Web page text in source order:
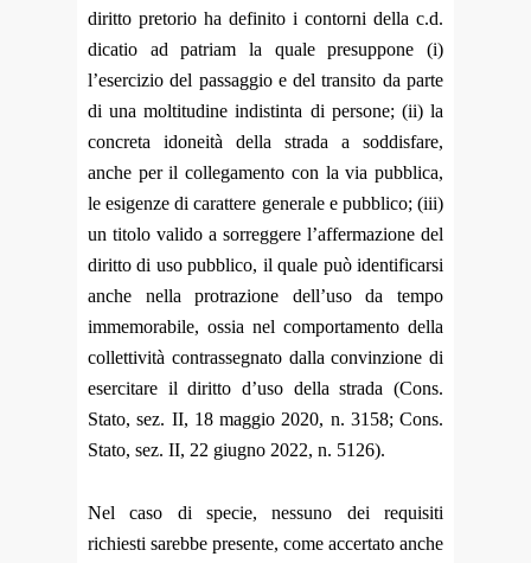
diritto pretorio ha definito i contorni della c.d.
dicatio ad patriam la quale presuppone (i)
l’esercizio del passaggio e del transito da parte
di una moltitudine indistinta di persone; (ii) la
concreta idoneità della strada a soddisfare,
anche per il collegamento con la via pubblica,
le esigenze di carattere generale e pubblico; (iii)
un titolo valido a sorreggere l’affermazione del
diritto di uso pubblico, il quale può identificarsi
anche nella protrazione dell’uso da tempo
immemorabile, ossia nel comportamento della
collettività contrassegnato dalla convinzione di
esercitare il diritto d’uso della strada (Cons.
Stato, sez. II, 18 maggio 2020, n. 3158; Cons.
Stato, sez. II, 22 giugno 2022, n. 5126).
Nel caso di specie, nessuno dei requisiti
richiesti sarebbe presente, come accertato anche